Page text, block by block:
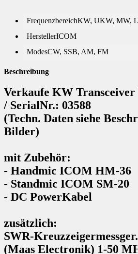
FrequenzbereichKW, UKW, MW,
HerstellerICOM
ModesCW, SSB, AM, FM
Beschreibung
Verkaufe KW
/ SerialNr.: 03588
(Techn. Daten siehe
Bilder)
mit Zubehör:
- Handmic ICOM HM-36
- Standmic ICOM SM-20
- DC PowerKabel
zusätzlich:
SWR-
(Maas Electronik) 1-50